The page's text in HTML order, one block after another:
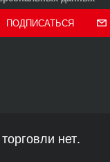
ПОДПИСАТЬСЯ
нет.